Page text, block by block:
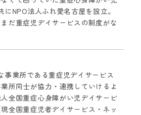
にNPO法人ふれ愛名古屋を設立。
だ重症児デイサービスの制度がな
事業所である重症児デイサービス
所同士が協力・連携していけるよ
全国重症心身障がい児デイサービ
全国重症児者デイサービス・ネッ